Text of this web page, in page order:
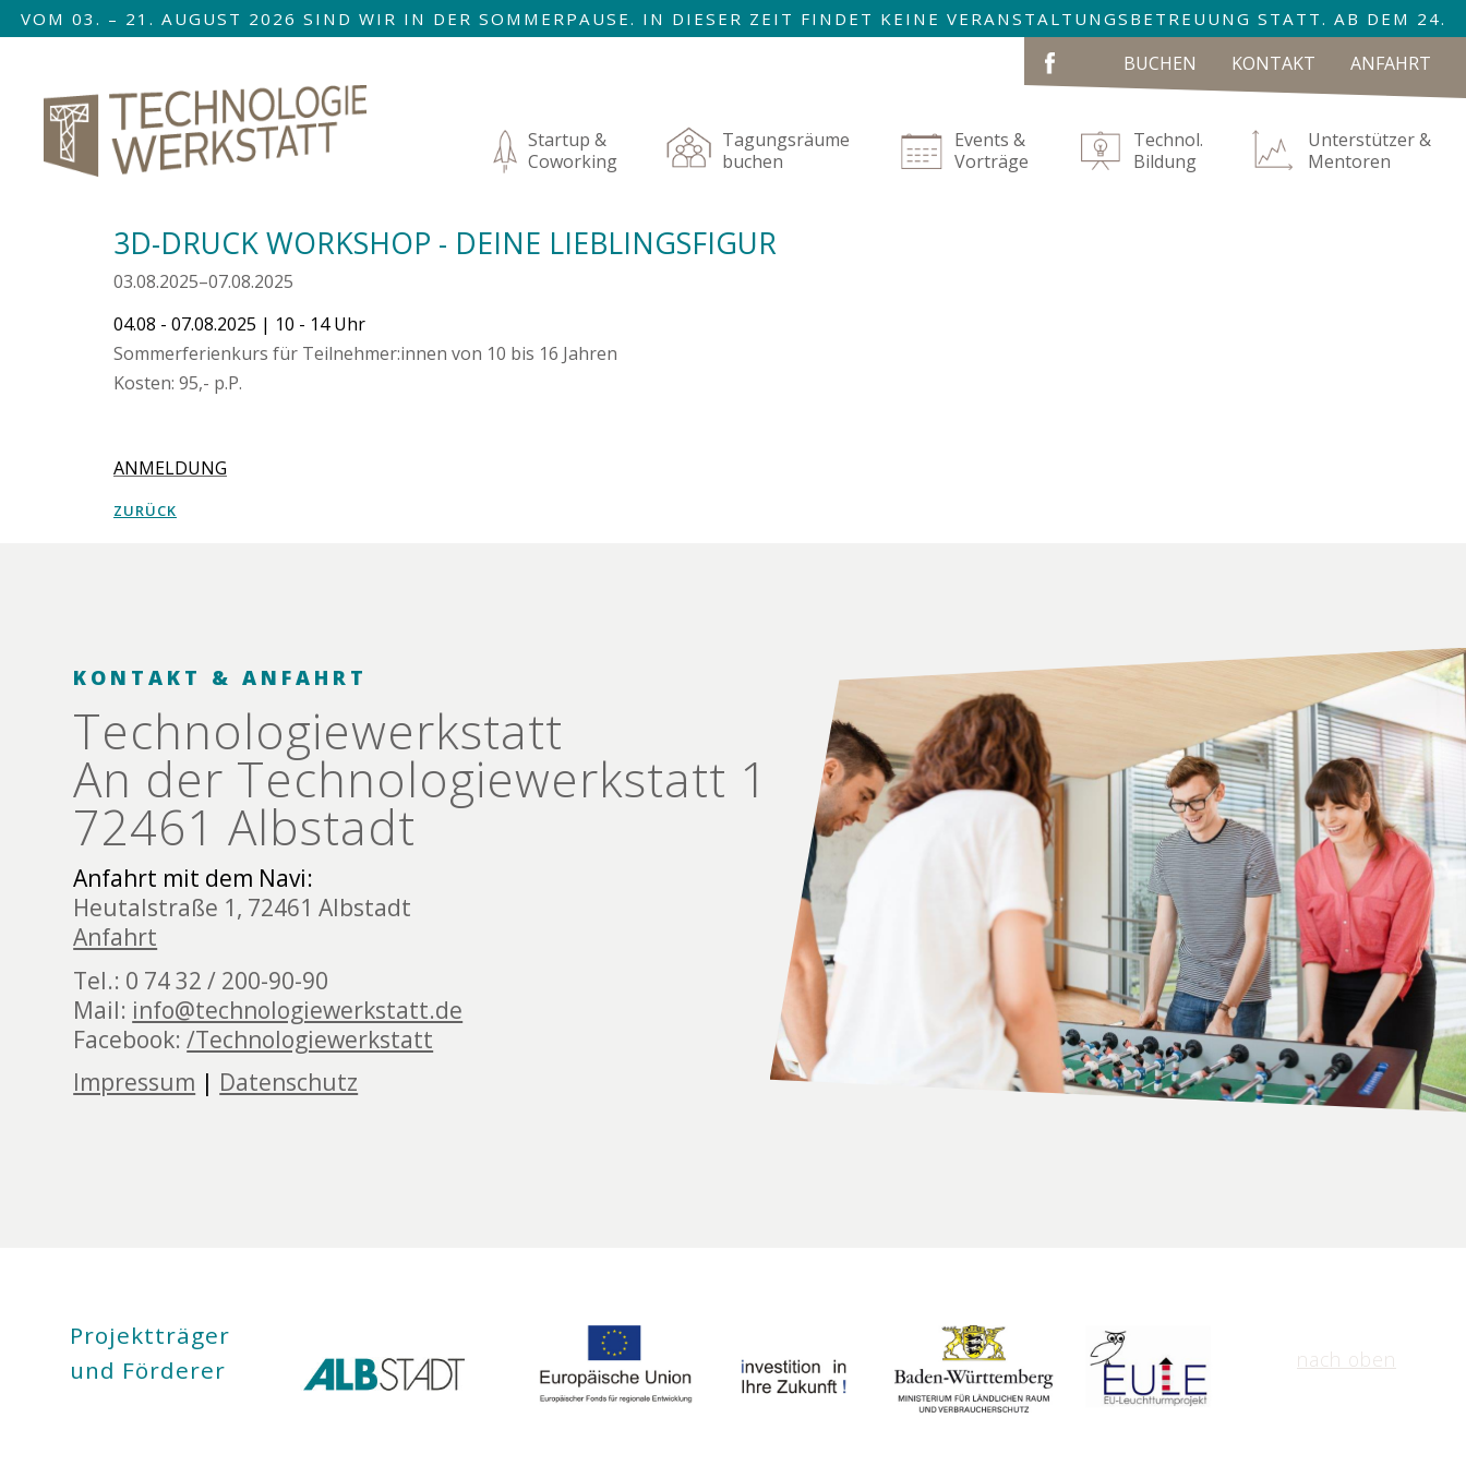
VOM 03. – 21. AUGUST 2026 SIND WIR IN DER SOMMERPAUSE. IN DIESER ZEIT FINDET KEINE VERANSTALTUNGSBETREUUNG STATT. AB DEM 24.
NAVIGATION
ÜBERSPRINGEN
ANFAHRT
KONTAKT
BUCHEN
Startup &
Coworking
Tagungsräume
buchen
Events &
Vorträge
Technol.
Bildung
Unterstützer &
Mentoren
3D-DRUCK WORKSHOP - DEINE LIEBLINGSFIGUR
03.08.2025–07.08.2025
04.08 - 07.08.2025 | 10 - 14 Uhr
Sommerferienkurs für Teilnehmer:innen von 10 bis 16 Jahren
Kosten: 95,- p.P.
ANMELDUNG
ZURÜCK
KONTAKT & ANFAHRT
Technologie­werkstatt
An der Technologie­werkstatt 1
72461 Albstadt
Anfahrt mit dem Navi:
Heutalstraße 1, 72461 Albstadt
Anfahrt
Tel.: 0 74 32 / 200-90-90
Mail: info@technologiewerkstatt.de
Facebook:/Technologiewerkstatt
Impressum | Datenschutz
Projektträger
und Förderer
nach oben